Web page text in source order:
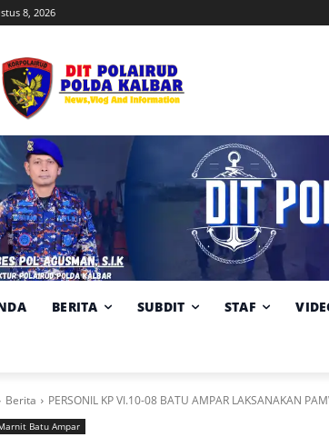
8, 2026
cuaca
BERITA SUBDIT STAF
Berita PERSONIL KP VI.10-08 BATU AMPAR LAKSANAKAN
Batu Ampar